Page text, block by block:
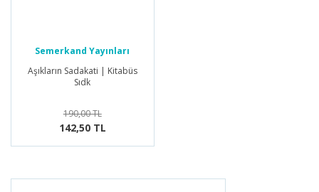
Semerkand Yayınları
Aşıkların Sadakati | Kitabüs
Sıdk
190,00 TL
142,50 TL